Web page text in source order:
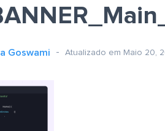
Goswami Atualizado em Maio 20,